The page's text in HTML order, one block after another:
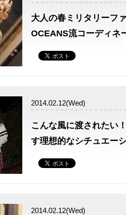
大人の春ミリタリーフ
OCEANS流コーディネ
2014.02.12(Wed)
こんな風に渡されたい
す理想的なシチュエー
2014.02.12(Wed)